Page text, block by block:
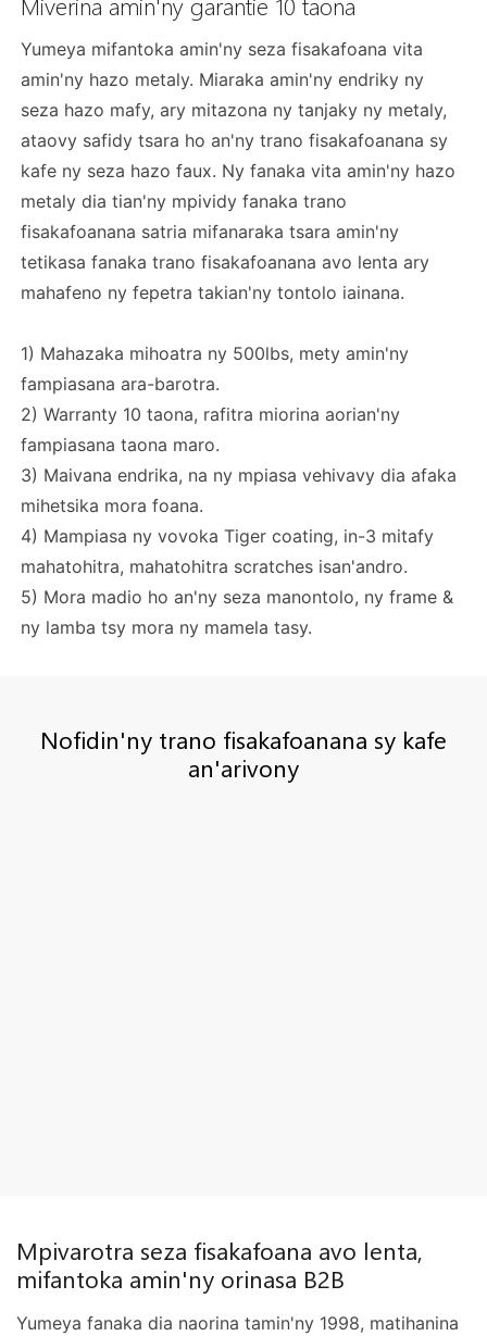
Yumeya mifantoka amin'ny seza fisakafoana vita
amin'ny hazo metaly. Miaraka amin'ny endriky ny
seza hazo mafy, ary mitazona ny tanjaky ny metaly,
ataovy safidy tsara ho an'ny trano fisakafoanana sy
kafe ny seza hazo faux. Ny fanaka vita amin'ny hazo
metaly dia tian'ny mpividy fanaka trano
fisakafoanana satria mifanaraka tsara amin'ny
tetikasa fanaka trano fisakafoanana avo lenta ary
mahafeno ny fepetra takian'ny tontolo iainana.
1) Mahazaka mihoatra ny 500lbs, mety amin'ny
fampiasana ara-barotra.
2) Warranty 10 taona, rafitra miorina aorian'ny
fampiasana taona maro.
3) Maivana endrika, na ny mpiasa vehivavy dia afaka
mihetsika mora foana.
4) Mampiasa ny vovoka Tiger coating, in-3 mitafy
mahatohitra, mahatohitra scratches isan'andro.
5) Mora madio ho an'ny seza manontolo, ny frame &
ny lamba tsy mora ny mamela tasy.
Nofidin'ny trano fisakafoanana sy kafe
an'arivony
Mpivarotra seza fisakafoana avo lenta,
mifantoka amin'ny orinasa B2B
Yumeya fanaka dia naorina tamin'ny 1998, matihanina